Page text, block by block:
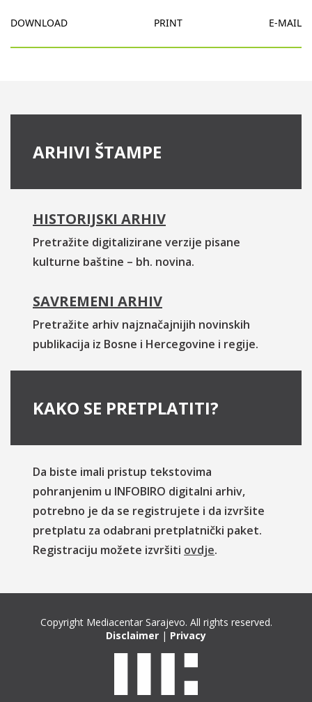
DOWNLOAD PRINT E-MAIL
ARHIVI ŠTAMPE
HISTORIJSKI ARHIV
Pretražite digitalizirane verzije pisane
kulturne baštine – bh. novina.
SAVREMENI ARHIV
Pretražite arhiv najznačajnijih novinskih
publikacija iz Bosne i Hercegovine i regije.
KAKO SE PRETPLATITI?
Da biste imali pristup tekstovima
pohranjenim u INFOBIRO digitalni arhiv,
potrebno je da se registrujete i da izvršite
pretplatu za odabrani pretplatnički paket.
Registraciju možete izvršiti ovdje.
Copyright Mediacentar Sarajevo. All rights reserved.
Disclaimer | Privacy